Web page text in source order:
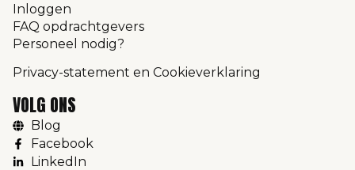
Inloggen
FAQ opdrachtgevers
Personeel nodig?
Privacy-statement en Cookieverklaring
VOLG ONS
Blog
Facebook
LinkedIn